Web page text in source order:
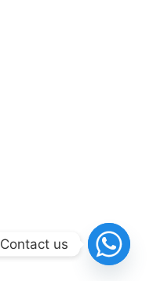
Contact us